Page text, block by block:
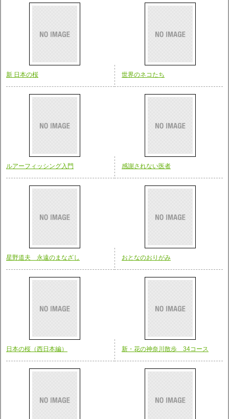
新 日本の桜 世界のネコたち
ルアーフィッシング入門 感謝されない医者
星野道夫 永遠のまなざし おとなのおりがみ
日本の桜（西日本編） 新・花の神奈川散歩 34コース